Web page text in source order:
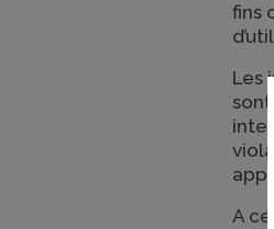
fins
Les
sont
A